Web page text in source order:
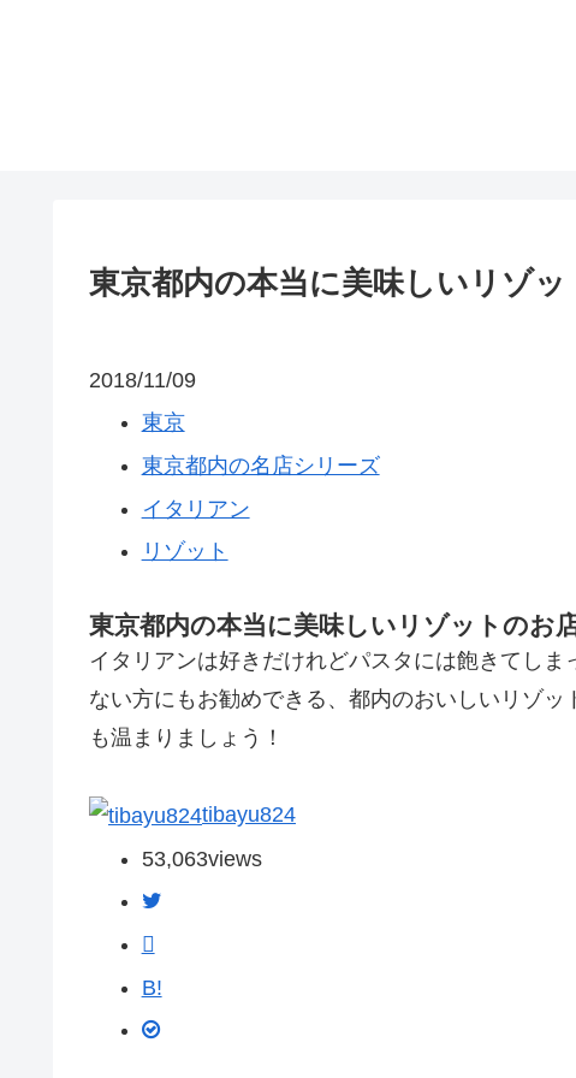
東京都内の本当に美味しいリゾ
2018/11/09
東京
東京都内の名店シリーズ
イタリアン
リゾット
東京都内の本当に美味しいリゾットのお
イタリアンは好きだけれどパスタには飽きてし
ない方にもお勧めできる、都内のおいしいリゾ
も温まりましょう！
tibayu824
53,063views
B!